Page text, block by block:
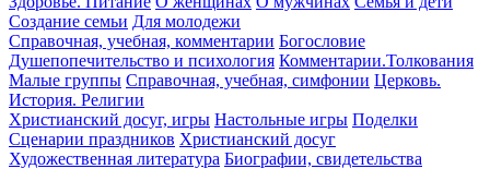
Создание семьи Для молодежи
Справочная, учебная, комментарии Богословие
Душепопечительство и психология Комментарии.Толкования
Малые группы Справочная, учебная, симфонии Церковь.
История. Религии
Христианский досуг, игры Настольные игры Поделки
Сценарии праздников Христианский досуг
Художественная литература Биографии, свидетельства